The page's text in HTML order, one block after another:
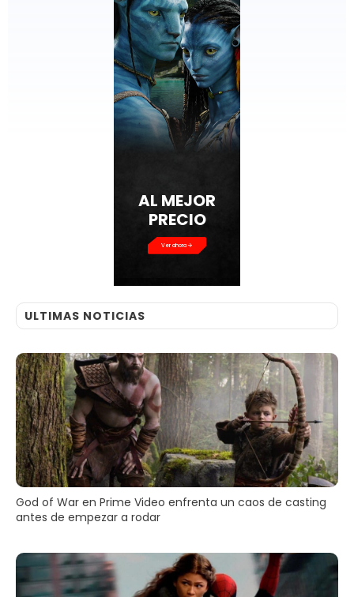
AL MEJOR
PRECIO
Ver ahora
ULTIMAS NOTICIAS
God of War en Prime Video enfrenta un caos de casting
antes de empezar a rodar